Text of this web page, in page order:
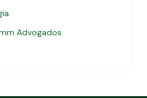
Advogados